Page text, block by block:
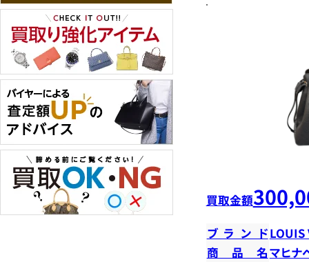
買取金額
ブランドLOUIS
商品名マヒナ